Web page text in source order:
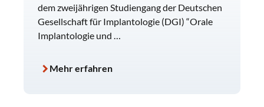
dem zweijährigen Studiengang der Deutschen
Gesellschaft für Implantologie (DGI) “Orale
Implantologie und …
Mehr erfahren